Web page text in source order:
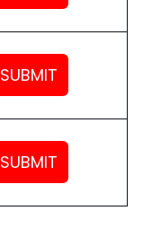
SUBMIT
SUBMIT